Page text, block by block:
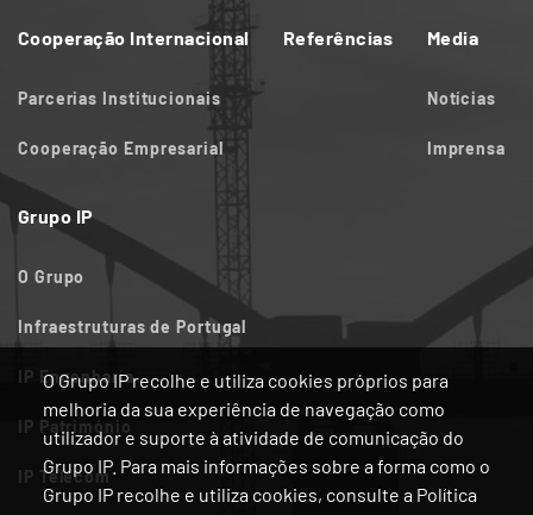
O Grupo IP recolhe e utiliza cookies próprios para
melhoria da sua experiência de navegação como
utilizador e suporte à atividade de comunicação do
Grupo IP. Para mais informações sobre a forma como o
Grupo IP recolhe e utiliza cookies, consulte a Política
Cooperação Internacional
Parcerias Institucionais
Cooperação Empresarial
Referências Media
Notícias
Imprensa
Grupo IP
O Grupo
Infraestruturas de Portugal
IP Engenharia
IP Património
IP Telecom